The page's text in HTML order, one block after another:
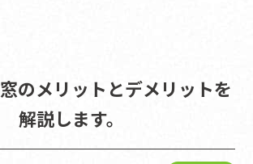
のメリットとデメリットを
解説します。